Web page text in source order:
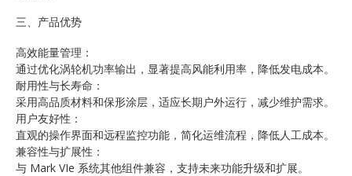
三、产品优势
高效能量管理：
通过优化涡轮机功率输出，显著提高风能利用率，降低发电成本。
耐用性与长寿命：
采用高品质材料和保形涂层，适应长期户外运行，减少维护需求。
用户友好性：
直观的操作界面和远程监控功能，简化运维流程，降低人工成本。
兼容性与扩展性：
与 Mark VIe 系统其他组件兼容，支持未来功能升级和扩展。